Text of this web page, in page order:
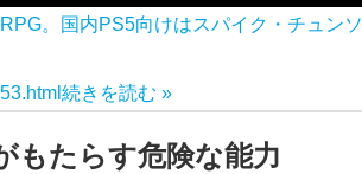
。国内PS5向けはスパイク・チュンソ
続きを読む »
もたらす危険な能力